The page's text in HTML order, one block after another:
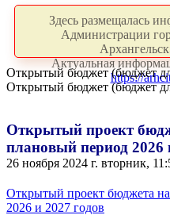
Здесь размещалась
Администрации
Актуальная
https://
Открытый бюджет (бюджет
Открытый бюджет (бюджет
Открытый проект
плановый период 2026
26 ноября 2024 г. вторник,
Открытый проект бюджета
2026 и 2027 годов